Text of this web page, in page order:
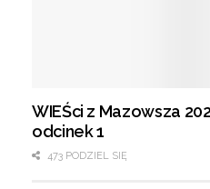
WIEŚci z Mazowsza
odcinek 1
473 PODZIEL SIĘ